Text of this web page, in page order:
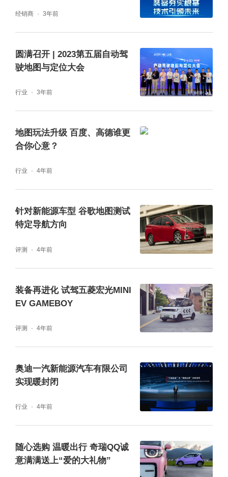
冬天，让温暖加倍。
经销商 3年前
圆满召开 | 2023第五届自动驾
驶地图与定位大会
行业 3年前
地图玩法升级 百度、高德谁更
合你心意？
行业 4年前
针对新能源车型 谷歌地图测试
特定导航方向
评测 4年前
装备再进化 试驾五菱宏光MINI
EV GAMEBOY
评测 4年前
奥迪一汽新能源汽车有限公司
实现暖封闭
行业 4年前
随心选购 温暖出行 奇瑞QQ诚
意满满送上“爱的大礼物”